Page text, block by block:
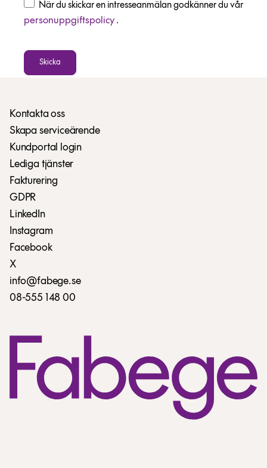
När du skickar en intresseanmälan godkänner du vår
personuppgiftspolicy .
Skicka
Kontakta oss
Skapa serviceärende
Kundportal login
Lediga tjänster
Fakturering
GDPR
LinkedIn
Instagram
Facebook
X
info@fabege.se
08-555 148 00